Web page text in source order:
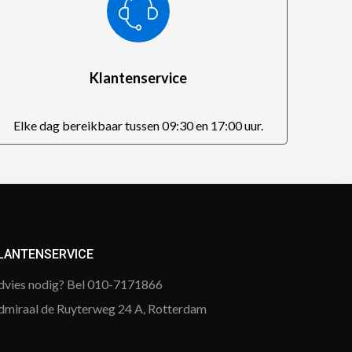
Klantenservice
Elke dag bereikbaar tussen 09:30 en 17:00 uur.
nodig? Bel 010-7171866
de Ruyterweg 24 A, Rotterdam